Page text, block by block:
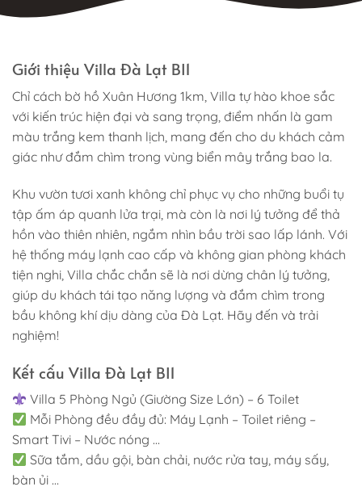
Giới thiệu Villa Đà Lạt BI1
Chỉ cách bờ hồ Xuân Hương 1km, Villa tự hào khoe sắc
với kiến trúc hiện đại và sang trọng, điểm nhấn là gam
màu trắng kem thanh lịch, mang đến cho du khách cảm
giác như đắm chìm trong vùng biển mây trắng bao la.
Khu vườn tươi xanh không chỉ phục vụ cho những buổi tụ
tập ấm áp quanh lửa trại, mà còn là nơi lý tưởng để thả
hồn vào thiên nhiên, ngắm nhìn bầu trời sao lấp lánh. Với
hệ thống máy lạnh cao cấp và không gian phòng khách
tiện nghi, Villa chắc chắn sẽ là nơi dừng chân lý tưởng,
giúp du khách tái tạo năng lượng và đắm chìm trong
bầu không khí dịu dàng của Đà Lạt. Hãy đến và trải
nghiệm!
Kết cấu Villa Đà Lạt BI1
Villa 5 Phòng Ngủ (Giường Size Lớn) – 6 Toilet
Mỗi Phòng đều đầy đủ: Máy Lạnh – Toilet riêng –
Smart Tivi – Nước nóng …
Sữa tắm, dầu gội, bàn chải, nước rửa tay, máy sấy,
bàn ủi …